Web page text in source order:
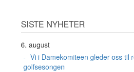
SISTE NYHETER
6. august
Vi i Damekomiteen gleder oss til
golfsesongen